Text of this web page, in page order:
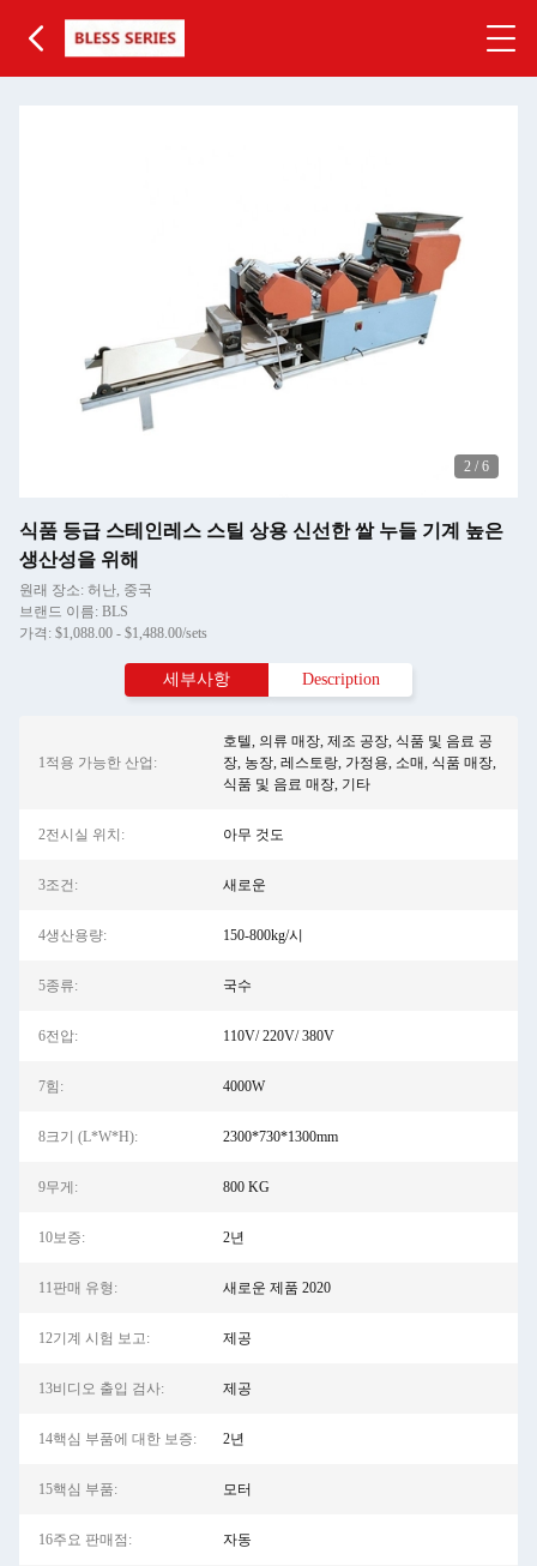
2 / 6
식품 등급 스테인레스 스틸 상용 신선한 쌀 누들 기계 높은
생산성을 위해
원래 장소: 허난, 중국
브랜드 이름: BLS
가격: $1,088.00 - $1,488.00/sets
세부사항 Description
1적용 가능한 산업:
호텔, 의류 매장, 제조 공장, 식품 및 음료 공
장, 농장, 레스토랑, 가정용, 소매, 식품 매장,
식품 및 음료 매장, 기타
2전시실 위치: 아무 것도
3조건: 새로운
4생산용량: 150-800kg/시
5종류: 국수
6전압: 110V/ 220V/ 380V
7힘: 4000W
8크기 (L*W*H): 2300*730*1300mm
9무게: 800 KG
10보증: 2년
11판매 유형: 새로운 제품 2020
12기계 시험 보고: 제공
13비디오 출입 검사: 제공
14핵심 부품에 대한 보증: 2년
15핵심 부품: 모터
16주요 판매점: 자동